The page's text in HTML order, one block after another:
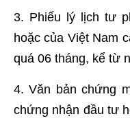
3. Phiếu lý lịch tư
hoặc của Việt Nam
quá 06 tháng, kể từ
4. Văn bản chứng
chứng nhận đầu tư